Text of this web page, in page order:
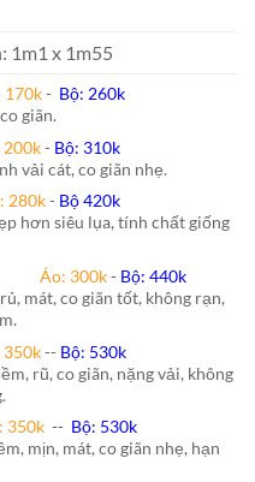
1m1 x 1m55
170k- Bộ: 260k
giãn.
200k- Bộ: 310k
vải cát, co giãn nhẹ.
280k- Bộ 420k
hơn siêu lụa, tính chất giống
Áo: 300k- Bộ: 440k
mát, co giãn tốt, không rạn,
350k-- Bộ: 530k
rũ, co giãn, nặng vải, không
350k-- Bộ: 530k
mịn, mát, co giãn nhẹ, hạn